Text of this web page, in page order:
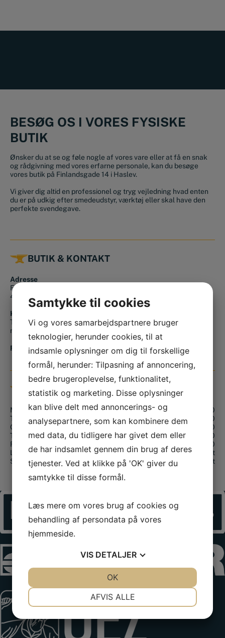
BESØG OS I VORES FYSISKE
BUTIK
Ønsker du at se og føle nogle af vores vare eller at få en snak
og rådgivning med vores erfarne personale, kan du besøge
vores butik på Finlandsgade 14 i Haslev.
Vi giver dig altid en professionel og tryg vejledning hvad enten
du er på udkig efter smedeudstyr, værktøj eller skal have den
perfekte svendegave.
BUTIK & KONTAKT
Adresse
Finlandsgade 14
4690 Haslev
Kontakt os
Tlf.:
+45 56 36 10 15
mail@smedjeriet.dk
Find os på kortet
ÅBNINGSTIDER
Mandag:
08.00 – 16.00
Tirsdag:
08.00 – 16.00
Onsdag:
08.00 – 16.00
Torsdag:
08.00 – 16.00
Fredag:
08.00 – 16.00
Lørdag:
Lukket
Søndag:
Lukket
Samtykke til cookies
Vi og vores samarbejdspartnere bruger
teknologier, herunder cookies, til at
indsamle oplysninger om dig til forskellige
formål, herunder: Tilpasning af annoncering,
bedre brugeroplevelse, funktionalitet,
statistik og marketing. Disse oplysninger
kan blive delt med annoncerings- og
analysepartnere, som kan kombinere dem
med data, du tidligere har givet dem eller
de har indsamlet gennem din brug af deres
tjenester. Ved at klikke på 'OK' giver du
samtykke til disse formål.
Læs mere om vores brug af cookies og
behandling af persondata på vores
hjemmeside.
VIS DETALJER
AFVIS ALLE
OK